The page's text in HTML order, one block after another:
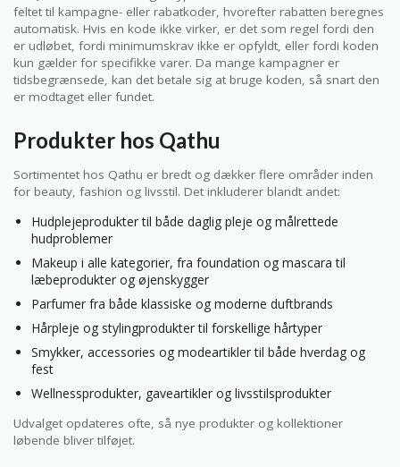
feltet til kampagne- eller rabatkoder, hvorefter rabatten beregnes
automatisk. Hvis en kode ikke virker, er det som regel fordi den
er udløbet, fordi minimumskrav ikke er opfyldt, eller fordi koden
kun gælder for specifikke varer. Da mange kampagner er
tidsbegrænsede, kan det betale sig at bruge koden, så snart den
er modtaget eller fundet.
Produkter hos Qathu
Sortimentet hos Qathu er bredt og dækker flere områder inden
for beauty, fashion og livsstil. Det inkluderer blandt andet:
Hudplejeprodukter til både daglig pleje og målrettede
hudproblemer
Makeup i alle kategorier, fra foundation og mascara til
læbeprodukter og øjenskygger
Parfumer fra både klassiske og moderne duftbrands
Hårpleje og stylingprodukter til forskellige hårtyper
Smykker, accessories og modeartikler til både hverdag og
fest
Wellnessprodukter, gaveartikler og livsstilsprodukter
Udvalget opdateres ofte, så nye produkter og kollektioner
løbende bliver tilføjet.